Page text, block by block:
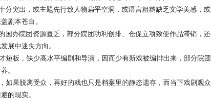
突出，或主题先行致人物扁平空洞，或语言粗糙缺乏文学美感，或
剧本苍白。
办院团资源匮乏，部分院团功利创排、仓促立项致使作品滞销，还
展中迷失方向。
板，缺少高水平编剧和导演，因而少有新戏被编排出来，部分院团
。
果脱离受众，再好的戏也只是档案里的静态遗存，而当下戏剧观众
的现实。